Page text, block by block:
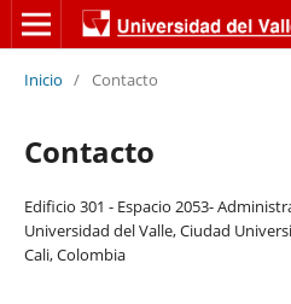
Inicio / Contacto
Contacto
Edificio 301 - Espacio 2053-
Universidad del Valle, Ciudad
Cali, Colombia